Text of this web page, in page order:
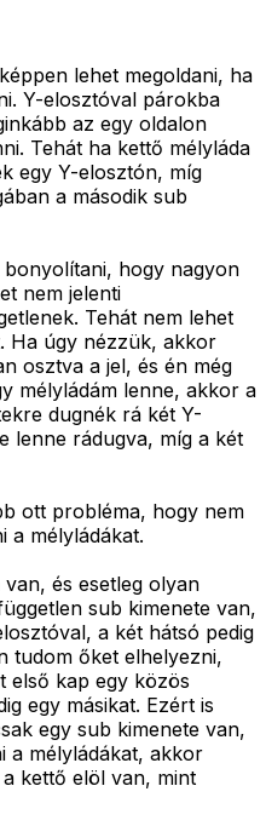
lehet megoldani, ha
Y-elosztóval párokba
az egy oldalon
Tehát ha kettő mélyláda
egy Y-elosztón, míg
a második sub
bonyolítani, hogy nagyon
nem jelenti
Tehát nem lehet
Ha úgy nézzük, akkor
osztva a jel, és én még
mélyládám lenne, akkor a
dugnék rá két Y-
lenne rádugva, míg a két
ott probléma, hogy nem
a mélyládákat.
és esetleg olyan
sub kimenete van,
a két hátsó pedig
tudom őket elhelyezni,
első kap egy közös
egy másikat. Ezért is
egy sub kimenete van,
a mélyládákat, akkor
kettő elöl van, mint